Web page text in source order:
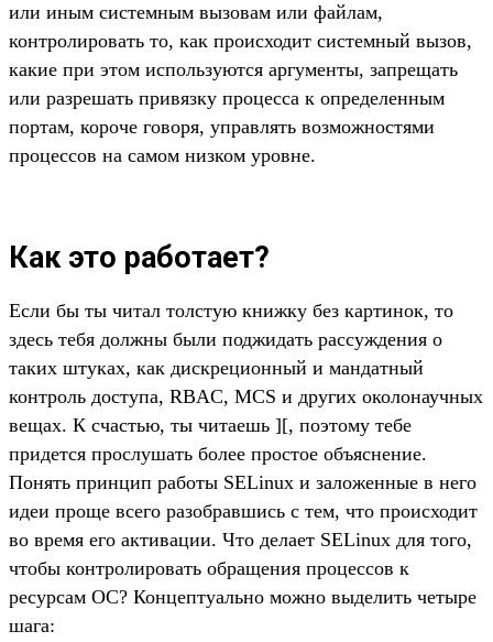
или иным системным вызовам или файлам,
контролировать то, как происходит системный вызов,
какие при этом используются аргументы, запрещать
или разрешать привязку процесса к определенным
портам, короче говоря, управлять возможностями
процессов на самом низком уровне.
Как это работает?
Если бы ты читал толстую книжку без картинок, то
здесь тебя должны были поджидать рассуждения о
таких штуках, как дискреционный и мандатный
контроль доступа, RBAC, MCS и других околонаучных
вещах. К счастью, ты читаешь ][, поэтому тебе
придется прослушать более простое объяснение.
Понять принцип работы SELinux и заложенные в него
идеи проще всего разобравшись с тем, что происходит
во время его активации. Что делает SELinux для того,
чтобы контролировать обращения процессов к
ресурсам ОС? Концептуально можно выделить четыре
шага: